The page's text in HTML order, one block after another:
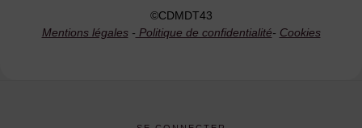
©CDMDT43
Mentions légales- Politique de confidentialité- Cookies